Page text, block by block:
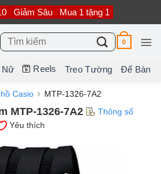
Giảm Sâu Mua 1 tặng 1
Tìm
kiếm:
0
Nữ Reels Treo Tường Để Bàn
Casio MTP-1326-7A2
MTP-1326-7A2
Thông số
Yêu thích